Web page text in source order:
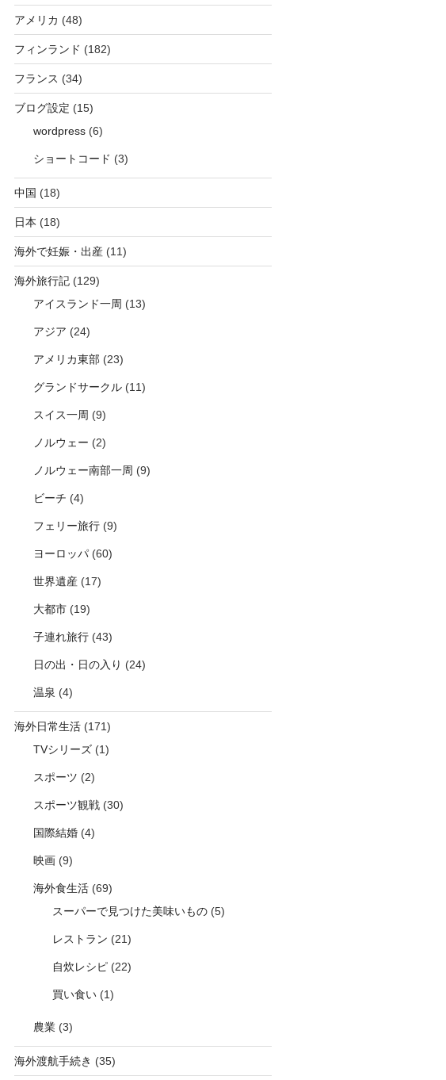
アメリカ (48)
フィンランド (182)
フランス (34)
ブログ設定 (15)
wordpress(6)
ショートコード (3)
中国 (18)
日本 (18)
海外で妊娠・出産(11)
海外旅行記(129)
アイスランド一周 (13)
アジア (24)
アメリカ東部(23)
グランドサークル(11)
スイス一周 (9)
ノルウェー (2)
ノルウェー南部一周 (9)
ビーチ (4)
フェリー旅行(9)
ヨーロッパ(60)
世界遺産(17)
大都市(19)
子連れ旅行(43)
日の出・日の入り (24)
温泉 (4)
海外日常生活(171)
TVシリーズ(1)
スポーツ (2)
スポーツ観戦(30)
国際結婚(4)
映画(9)
海外食生活(69)
スーパーで見つけた美味いもの(5)
レストラン (21)
自炊レシピ(22)
買い食い(1)
農業(3)
海外渡航手続き (35)